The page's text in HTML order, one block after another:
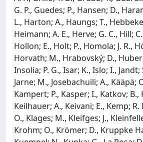
G. P., Guedes; P., Hansen; D.,
L., Harton; A., Haungs; T.,
Heimann; A. E., Herve; G. C., Hill;
Hollon; E., Holt; P., Homola; J. R.,
Horvath; M., Hrabovský; D.,
Insolia; P. G., Isar; K., Islo; I., Jandt;
Jarne; M., Josebachuili; A., Kääpä;
Kampert; P., Kasper; I., Katkov; B.,
Keilhauer; A., Keivani; E., Kemp;
O., Klages; M., Kleifges; J.,
Krohm; O., Krömer; D., Kruppke